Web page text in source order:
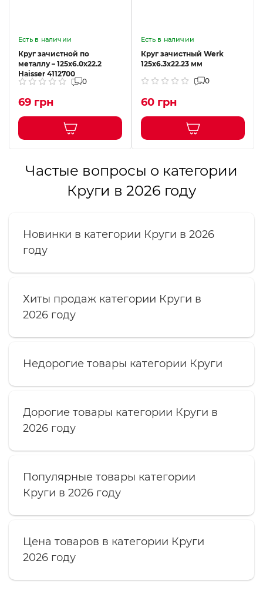
Есть в наличии
Круг зачистной по
металлу – 125х6.0х22.2
Haisser 4112700
0
69 грн
Есть в наличии
Круг зачистный Werk
125х6.3х22.23 мм
0
60 грн
Частые вопросы о категории
Круги в 2026 году
Новинки в категории Круги в 2026
году
Хиты продаж категории Круги в
2026 году
Недорогие товары категории Круги
Дорогие товары категории Круги в
2026 году
Популярные товары категории
Круги в 2026 году
Цена товаров в категории Круги
2026 году